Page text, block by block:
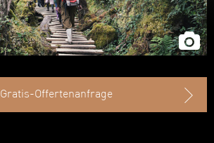
Madagaskar
Marokko
Gratis-Offertenanfrage